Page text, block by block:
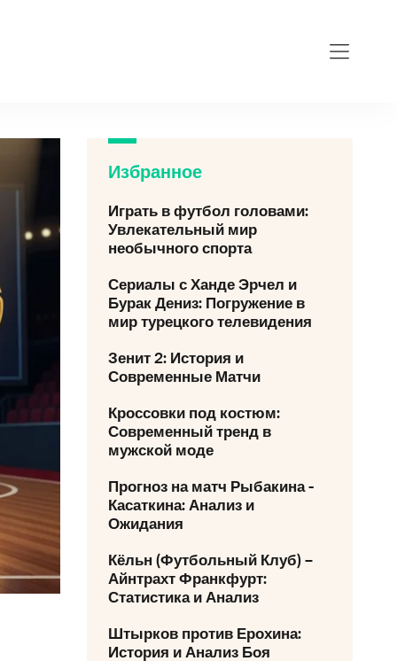
Избранное
Играть в футбол головами:
Увлекательный мир
необычного спорта
Сериалы с Ханде Эрчел и
Бурак Дениз: Погружение в
мир турецкого телевидения
Зенит 2: История и
Современные Матчи
Кроссовки под костюм:
Современный тренд в
мужской моде
Прогноз на матч Рыбакина -
Касаткина: Анализ и
Ожидания
Кёльн (Футбольный Клуб) –
Айнтрахт Франкфурт:
Статистика и Анализ
Штырков против Ерохина:
История и Анализ Боя